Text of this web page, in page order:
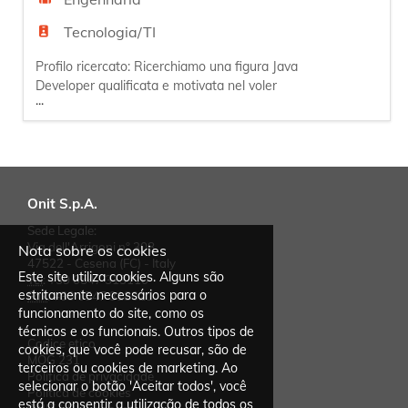
Tecnologia/TI
Profilo ricercato: Ricerchiamo una figura Java
Developer qualificata e motivata nel voler
acquisire specifiche tecniche, sviluppare
componenti software, eseguire test unitari e di
Conoscenza del paradigma della pro
...
Onit S.p.A.
Sede Legale:
Via dell'Arrigoni n° 308
47522 - Cesena (FC) - Italy
Tel:+39 0547 313110
Fax:+39 0547 318021
Codice etico
MOG 231
Política de privacidade
Política de cookies
Nota sobre os cookies
Este site utiliza cookies. Alguns são
estritamente necessários para o
funcionamento do site, como os
técnicos e os funcionais. Outros tipos de
cookies, que você pode recusar, são de
terceiros ou cookies de marketing. Ao
selecionar o botão 'Aceitar todos', você
está a consentir a utilização de todos os